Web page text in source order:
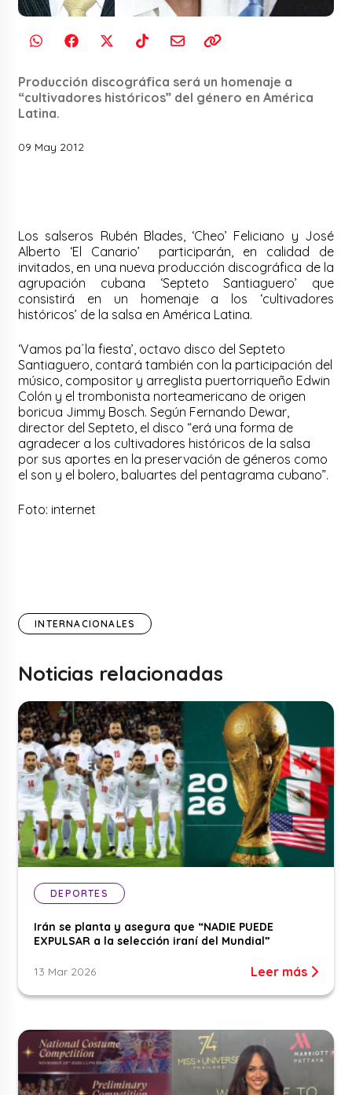
Producción discográfica será un homenaje a
“cultivadores históricos” del género en América
Latina.
09 May 2012
Los salseros Rubén Blades, ‘Cheo’ Feliciano y José
Alberto ‘El Canario’ participarán, en calidad de
invitados, en una nueva producción discográfica de la
agrupación cubana ‘Septeto Santiaguero’ que
consistirá en un homenaje a los ‘cultivadores
históricos’ de la salsa en América Latina.
‘Vamos pa´la fiesta’, octavo disco del Septeto
Santiaguero, contará también con la participación del
músico, compositor y arreglista puertorriqueño Edwin
Colón y el trombonista norteamericano de origen
boricua Jimmy Bosch. Según Fernando Dewar,
director del Septeto, el disco “erá una forma de
agradecer a los cultivadores históricos de la salsa
por sus aportes en la preservación de géneros como
el son y el bolero, baluartes del pentagrama cubano”.
Foto: internet
INTERNACIONALES
Noticias relacionadas
DEPORTES
Irán se planta y asegura que “NADIE PUEDE
EXPULSAR a la selección iraní del Mundial”
13 Mar 2026 Leer más